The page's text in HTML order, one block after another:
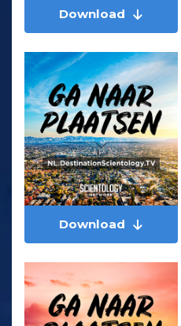
Download
Download